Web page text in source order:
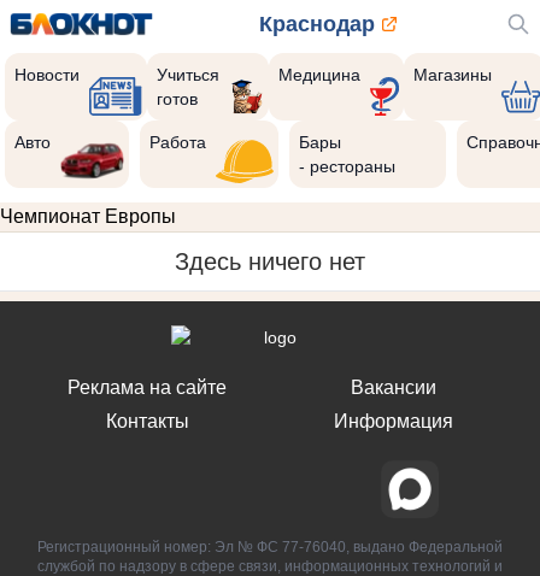
Краснодар
Новости
Учиться
готов
Медицина Магазины
Авто Работа
Бары
- рестораны
Чемпионат Европы
Здесь ничего нет
Реклама на сайте
Контакты
Вакансии
Информация
Регистрационный номер: Эл № ФС 77-76040, выдано Федеральной
службой по надзору в сфере связи, информационных технологий и